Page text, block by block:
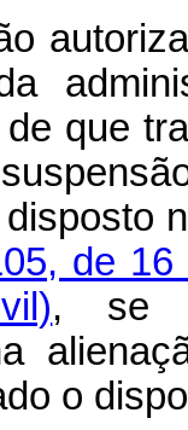
de que
disposto
de
, se
o